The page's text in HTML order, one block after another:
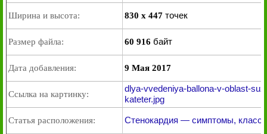
Ширина и высота: 830 x 447 точек
Размер файла: 60 916 байт
Дата добавления: 9 Мая 2017
Ссылка на картинку:
dlya-vvedeniya-ballona-v-oblast-
kateter.jpg
Статья расположения: Стенокардия — симптомы,